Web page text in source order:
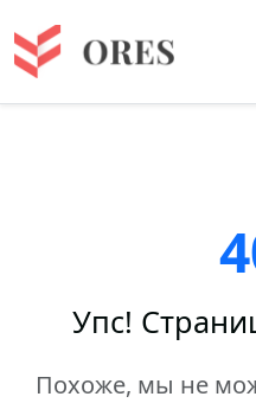
Упс!
Похоже, мы не